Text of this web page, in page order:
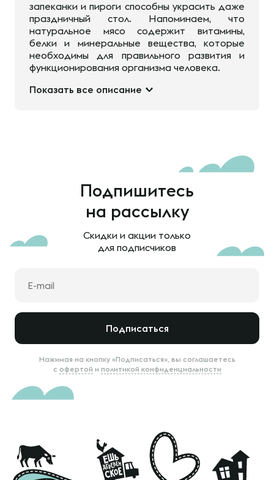
запеканки и пироги способны украсить даже
праздничный стол. Напоминаем, что
натуральное мясо содержит витамины,
белки и минеральные вещества, которые
необходимы для правильного развития и
функционирования организма человека.
Показать все описание
Подпишитесь
на рассылку
Скидки и акции только
для подписчиков
Подписаться
Нажимая на кнопку «Подписаться», вы соглашаетесь
с офертой и политикой конфиденциальности